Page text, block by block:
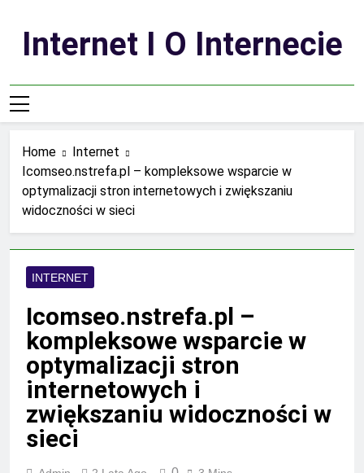
contentInternet I O Internecie
Home
Internet
Icomseo.nstrefa.pl – kompleksowe wsparcie w
optymalizacji stron internetowych i zwiększaniu
widoczności w sieci
INTERNET
Icomseo.nstrefa.pl –
kompleksowe wsparcie w
optymalizacji stron
internetowych i
zwiększaniu widoczności w
sieci